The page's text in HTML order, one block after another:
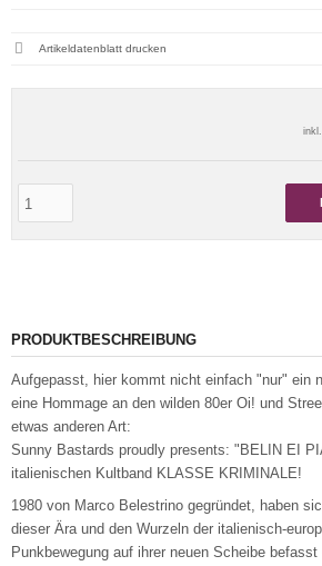
Artikeldatenblatt drucken
PRODUKTBESCHREIBUNG
Aufgepasst, hier kommt nicht einfach "nur" ein
eine Hommage an den wilden 80er Oi! und
etwas anderen Art:
Sunny Bastards proudly presents: "BELIN EI
italienischen Kultband KLASSE KRIMINALE!
1980 von Marco Belestrino gegründet, haben
dieser Ära und den Wurzeln der italienisch-
Punkbewegung auf ihrer neuen Scheibe